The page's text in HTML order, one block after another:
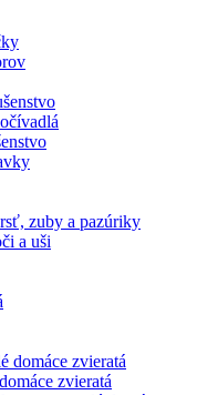
zuby a pazúriky
a uši
domáce zvieratá
zvieratá